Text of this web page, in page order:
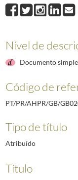
000021
000022
000024
000026
000032
Nível de
Documento
Código de
PT/PR/AHPR/GB/
Tipo de título
Atribuído
Título